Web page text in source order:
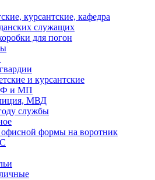
курсантские, кафедра
служащих
для погон
и курсантские
и МП
МВД
службы
формы на воротник